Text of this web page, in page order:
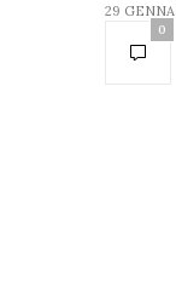
29
0